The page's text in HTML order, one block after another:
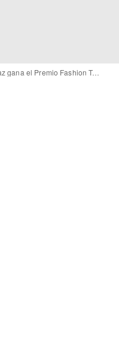
Raquel Aldaz gana el Premio Fashion Talent 2025